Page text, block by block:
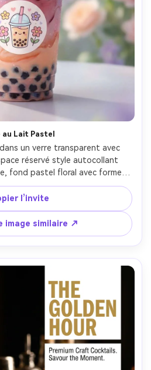
au Lait Pastel
un verre transparent avec
réservé style autocollant
fond pastel floral avec formes
avec titre lettré à la main
naturelle diffuse, clarté
profondeur pro, équivalent
du dessus, humeur joyeuse,
réalistes, haute résolution, mise
nette --ar 4:5
l’invite
image similaire ↗